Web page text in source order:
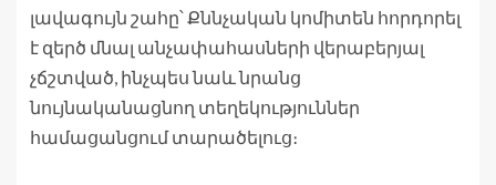
լավագույն շահը՝ Քննչական կոմիտեն հորդորել
է զերծ մնալ անչափահասների վերաբերյալ
չճշտված, ինչպես նաև նրանց
նույնականացնող տեղեկություններ
համացանցում տարածելուց։